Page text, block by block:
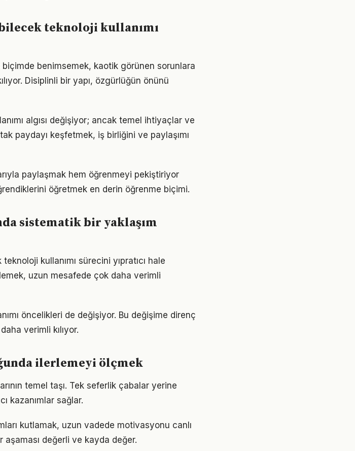
teknoloji kullanımı
benimsemek, kaotik görünen sorunlara
Disiplinli bir yapı, özgürlüğün önünü
algısı değişiyor; ancak temel ihtiyaçlar ve
paydayı keşfetmek, iş birliğini ve paylaşımı
paylaşmak hem öğrenmeyi pekiştiriyor
öğretmek en derin öğrenme biçimi.
sistematik bir yaklaşım
kullanımı sürecini yıpratıcı hale
uzun mesafede çok daha verimli
öncelikleri de değişiyor. Bu değişime direnç
verimli kılıyor.
ilerlemeyi ölçmek
temel taşı. Tek seferlik çabalar yerine
kazanımlar sağlar.
kutlamak, uzun vadede motivasyonu canlı
değerli ve kayda değer.